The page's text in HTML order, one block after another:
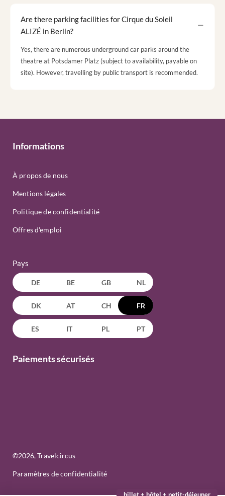
Are there parking facilities for Cirque du Soleil
ALIZÉ in Berlin?
Yes, there are numerous underground car parks around the
theatre at Potsdamer Platz (subject to availability, payable on
site). However, travelling by public transport is recommended.
Informations
À propos de nous
Mentions légales
Politique de confidentialité
Offres d'emploi
Pays
DE BE GB NL
DK AT CH FR
ES IT PL PT
Paiements sécurisés
©2026, Travelcircus
Paramètres de confidentialité